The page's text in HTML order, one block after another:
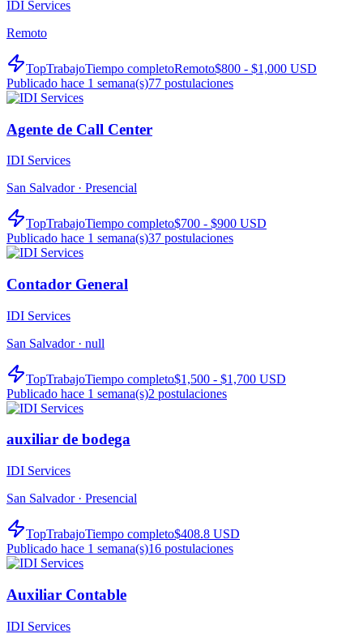
IDI Services
Remoto
TopTrabajoTiempo completoRemoto$800 - $1,000 USD
Publicado hace 1 semana(s)77 postulaciones
Agente de Call Center
IDI Services
San Salvador · Presencial
TopTrabajoTiempo completo$700 - $900 USD
Publicado hace 1 semana(s)37 postulaciones
Contador General
IDI Services
San Salvador · null
TopTrabajoTiempo completo$1,500 - $1,700 USD
Publicado hace 1 semana(s)2 postulaciones
auxiliar de bodega
IDI Services
San Salvador · Presencial
TopTrabajoTiempo completo$408.8 USD
Publicado hace 1 semana(s)16 postulaciones
Auxiliar Contable
IDI Services